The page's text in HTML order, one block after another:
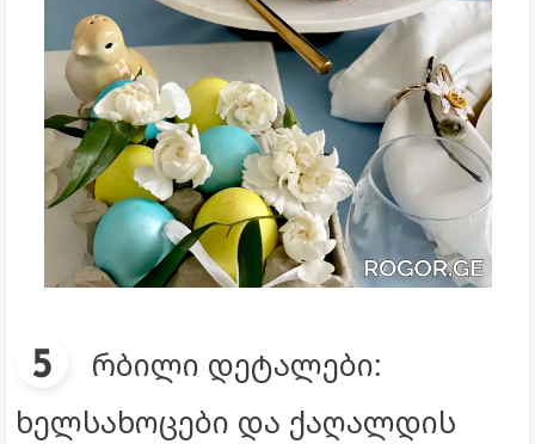
რბილი დეტალები:
ხელსახოცები და ქაღალდის